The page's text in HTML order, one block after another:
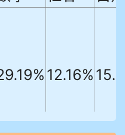
12.16%